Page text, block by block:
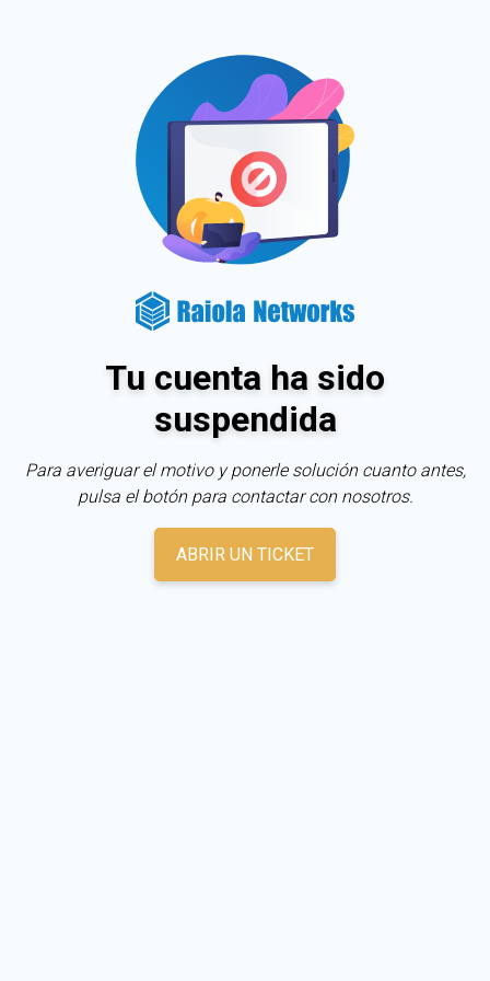
Tu cuenta ha sido
suspendida
Para averiguar el motivo y ponerle solución cuanto antes,
pulsa el botón para contactar con nosotros.
ABRIR UN TICKET